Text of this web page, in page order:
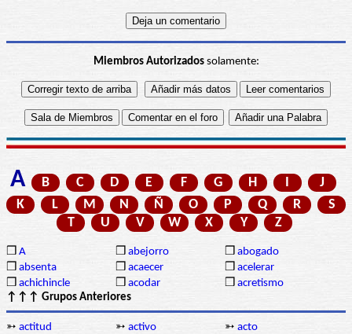
Miembros Autorizadossolamente:
A B C D E F G H
J
K
L M N Ñ O P Q R
S
T
U V W X Y Z
❒ A ❒ abejorro ❒ abogado
❒ absenta ❒ acaecer ❒ acelerar
❒ achichincle ❒ acodar ❒ acretismo
↑↑↑ Grupos Anteriores
➳ actitud ➳ activo ➳ acto